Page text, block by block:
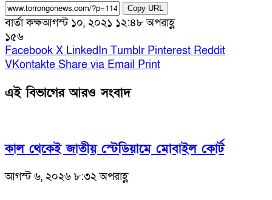
Copy URL
বার্তা কক্ষআগস্ট ১০, ২০২১ ১২:৪৮ অপরাহ্ণ
১৫৬
Facebook X LinkedIn Tumblr Pinterest Reddit
VKontakte Share via Email Print
এই বিভাগের আরও সংবাদ
কাল থেকেই জাতীয় স্টেডিয়ামে মোবাইল কোর্ট
আগস্ট ৬, ২০২৬ ৮:৩২ অপরাহ্ণ